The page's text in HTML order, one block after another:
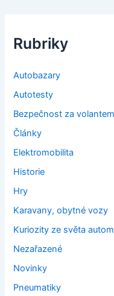
Rubriky
Autobazary
Autotesty
Bezpečnost za volantem
Články
Elektromobilita
Historie
Hry
Karavany, obytné vozy
Kuriozity ze světa
Nezařazené
Novinky
Pneumatiky